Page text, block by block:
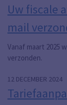
Uw fiscale
mail
Vanaf maart 2025
verzonden.
12 DECEMBER 2024